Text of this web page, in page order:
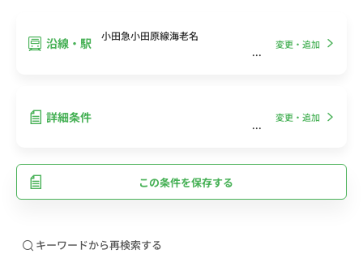
沿線・駅 小田急小田原線海老名
変更・追加
詳細条件 変更・追加
この条件を保存する
キーワードから再検索する